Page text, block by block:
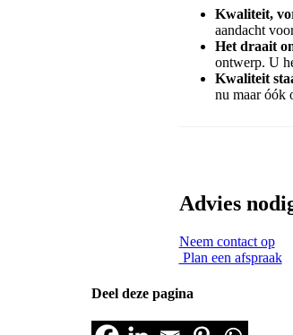
Kwaliteit,
aandacht
Het draait
ontwerp. U
Kwaliteit
nu maar óók
Advies
Neem contact op
Plan een afspraak
Deel deze pagina